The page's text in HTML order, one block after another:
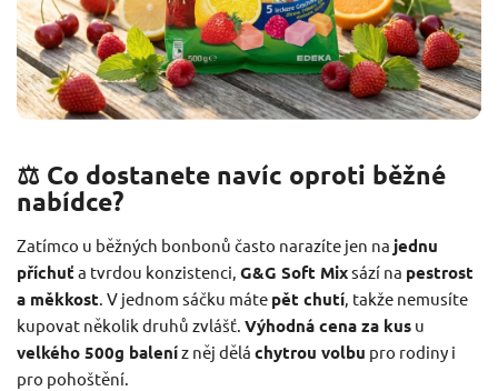
⚖️ Co dostanete navíc oproti běžné
nabídce?
Zatímco u běžných bonbonů často narazíte jen na jednu
příchuť a tvrdou konzistenci, G&G Soft Mixsází na pestrost
a měkkost. V jednom sáčku máte pět chutí, takže nemusíte
kupovat několik druhů zvlášť. Výhodná cena za kus u
velkého 500g baleníz něj dělá chytrou volbu pro rodiny i
pro pohoštění.